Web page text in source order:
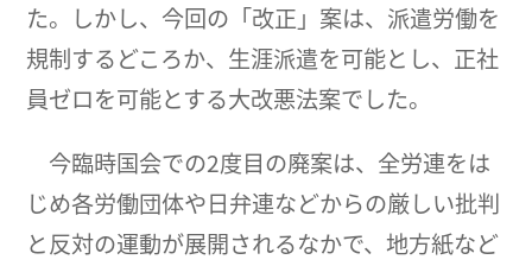
た。しかし、今回の「改正」案は、派遣労働を
規制するどころか、生涯派遣を可能とし、正社
員ゼロを可能とする大改悪法案でした。
今臨時国会での2度目の廃案は、全労連をは
じめ各労働団体や日弁連などからの厳しい批判
と反対の運動が展開されるなかで、地方紙など